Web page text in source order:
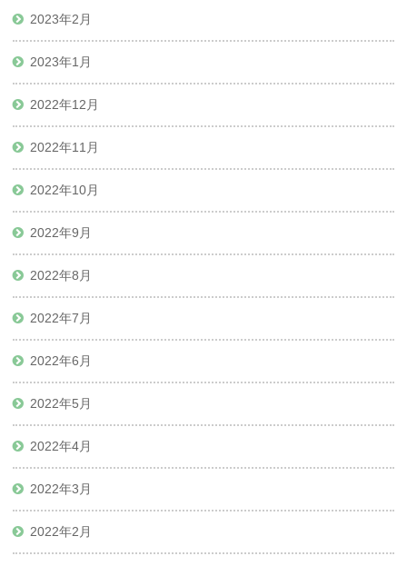
2023年2月
2023年1月
2022年12月
2022年11月
2022年10月
2022年9月
2022年8月
2022年7月
2022年6月
2022年5月
2022年4月
2022年3月
2022年2月